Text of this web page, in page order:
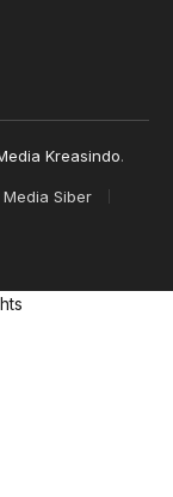
Kreasindo.
Siber